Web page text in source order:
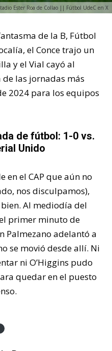
Ester Roa de Collao || Fútbol UdeC en X
de la B, Fútbol
el Conce trajo un
y el Vial cayó al
las jornadas más
2024 para los equipos
de fútbol: 1-0 vs.
Unido
el CAP que aún no
nos disculpamos),
Al mediodía del
primer minuto de
Palmezano adelantó a
se movió desde allí. Ni
ni O’Higgins pudo
quedar en el puesto